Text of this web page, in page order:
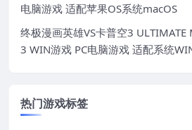
电脑游戏 适配苹果OS系统macOS
终极漫画英雄VS卡普空3 ULTIMATE
3 WIN游戏 PC电脑游戏 适配系统
热门游戏标签